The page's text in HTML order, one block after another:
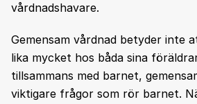
vårdnadshavare.
Gemensam vårdnad betyder inte
lika mycket hos båda sina
tillsammans med barnet,
viktigare frågor som rör barnet.